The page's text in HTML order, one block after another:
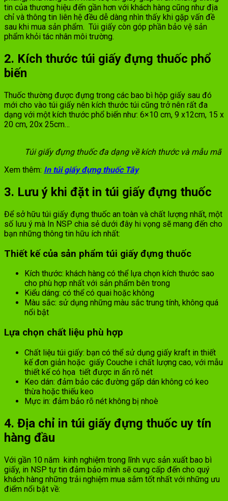
tin của thương hiệu đến gần hơn với khách hàng cũng như địa
chỉ và thông tin liên hệ đều dễ dàng nhìn thấy khi gặp vấn đề
sau khi mua sản phẩm. Túi giấy còn góp phần bảo vệ sản
phẩm khỏi tác nhân môi trường.
2. Kích thước túi giấy đựng thuốc phổ
biến
Thuốc thường được đựng trong các bao bì hộp giấy sau đó
mới cho vào túi giấy nên kích thước túi cũng trở nên rất đa
dạng với một kích thước phổ biến như: 6×10 cm, 9 x12cm, 15 x
20 cm, 20x 25cm…
Túi giấy đựng thuốc đa dạng về kích thước và mẫu mã
Xem thêm: In túi giấy đựng thuốc Tây
3. Lưu ý khi đặt in túi giấy đựng thuốc
Để sở hữu túi giấy đựng thuốc an toàn và chất lượng nhất, một
số lưu ý mà In NSP chia sẻ dưới đây hi vọng sẽ mang đến cho
bạn những thông tin hữu ích nhất:
Thiết kế của sản phẩm túi giấy đựng thuốc
Kích thước: khách hàng có thể lựa chọn kích thước sao
cho phù hợp nhất với sản phẩm bên trong
Kiểu dáng: có thể có quai hoặc không
Màu sắc: sử dụng những màu sắc trung tính, không quá
nổi bật
Lựa chọn chất liệu phù hợp
Chất liệu túi giấy: bạn có thể sử dụng giấy kraft in thiết
kế đơn giản hoặc giấy Couche i chất lượng cao, với mẫu
thiết kế có họa tiết được in ấn rõ nét
Keo dán: đảm bảo các đường gấp dán không có keo
thừa hoặc thiếu keo
Mực in: đảm bảo rõ nét không bị nhoè
4. Địa chỉ in túi giấy đựng thuốc uy tín
hàng đầu
Với gần 10 năm kinh nghiệm trong lĩnh vực sản xuất bao bì
giấy, in NSP tự tin đảm bảo mình sẽ cung cấp đến cho quý
khách hàng những trải nghiệm mua sắm tốt nhất với những ưu
điểm nổi bật về: